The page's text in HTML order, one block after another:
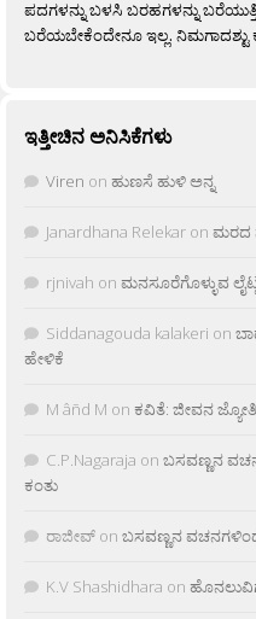
ಪದಗಳನ್ನು ಬಳಸಿ ಬರಹಗಳನ್ನು
ಬರೆಯಬೇಕೆಂದೇನೂ ಇಲ್ಲ. ನಿಮಗಾದಶ್ಟು
ಇತ್ತೀಚಿನ ಅನಿಸಿಕೆಗಳು
Viren on ಹುಣಸೆ ಹುಳಿ ಅನ್ನ
Janardhana Relekar on ಮರದ
rjnivah on ಮನಸೂರೆಗೊಳ್ಳುವ
Siddanagouda kalakeri on
ಹೇಳಿಕೆ
M âñd M on ಕವಿತೆ: ಜೀವನ ಜ್ಯೋತಿ
C.P.Nagaraja on ಬಸವಣ್ಣನ
ಕಂತು
ರಾಜೀವ್ on ಬಸವಣ್ಣನ
K.V Shashidhara on